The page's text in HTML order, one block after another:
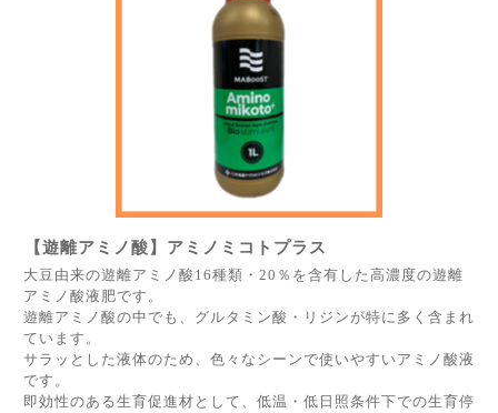
【遊離アミノ酸】アミノミコトプラス
大豆由来の遊離アミノ酸16種類・20％を含有した高濃度の遊離
アミノ酸液肥です。
遊離アミノ酸の中でも、グルタミン酸・リジンが特に多く含まれ
ています。
サラッとした液体のため、色々なシーンで使いやすいアミノ酸液
です。
即効性のある生育促進材として、低温・低日照条件下での生育停